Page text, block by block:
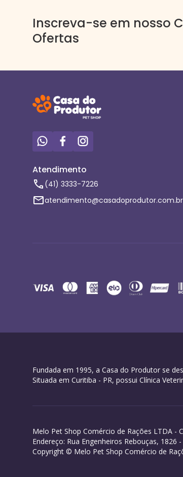
Inscreva-se em nosso
Ofertas
Atendimento
(41) 3333-7226
atendimento@casadoprodutor.com.br
Fundada em 1995, a Casa do Produtor se
Situada em Curitiba - PR, possui Clínica
Melo Pet Shop Comércio de Rações LTDA -
Endereço: Rua Engenheiros Rebouças, 1826
Copyright © Melo Pet Shop Comércio de